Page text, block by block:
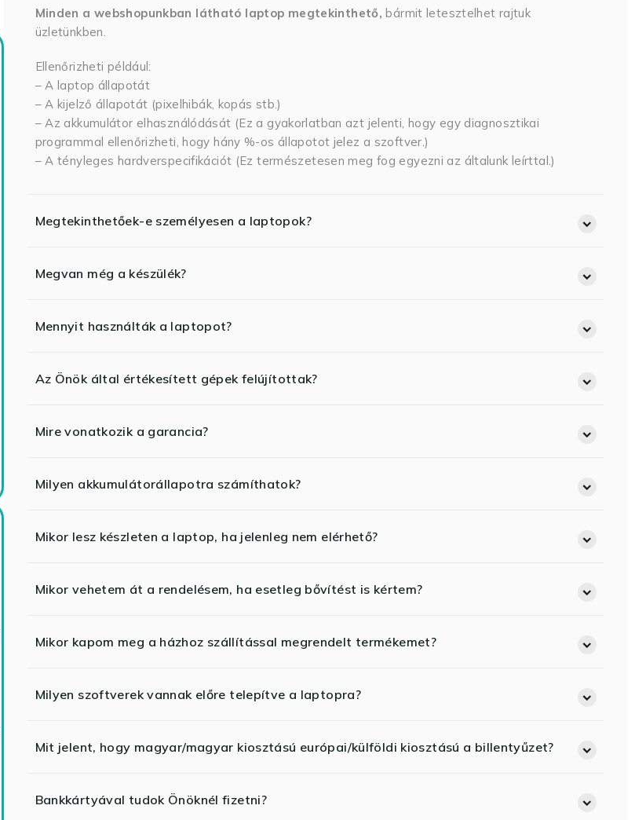
Minden a webshopunkban látható laptop megtekinthető, bármit letesztelhet rajtuk
üzletünkben.
Ellenőrizheti például:
– A laptop állapotát
– A kijelző állapotát (pixelhibák, kopás stb.)
– Az akkumulátor elhasználódását (Ez a gyakorlatban azt jelenti, hogy egy diagnosztikai
programmal ellenőrizheti, hogy hány %-os állapotot jelez a szoftver.)
– A tényleges hardverspecifikációt (Ez természetesen meg fog egyezni az általunk leírttal.)
Megtekinthetőek-e személyesen a laptopok?
Megvan még a készülék?
Mennyit használták a laptopot?
Az Önök által értékesített gépek felújítottak?
Mire vonatkozik a garancia?
Milyen akkumulátorállapotra számíthatok?
Mikor lesz készleten a laptop, ha jelenleg nem elérhető?
Mikor vehetem át a rendelésem, ha esetleg bővítést is kértem?
Mikor kapom meg a házhoz szállítással megrendelt termékemet?
Milyen szoftverek vannak előre telepítve a laptopra?
Mit jelent, hogy magyar/magyar kiosztású európai/külföldi kiosztású a billentyűzet?
Bankkártyával tudok Önöknél fizetni?